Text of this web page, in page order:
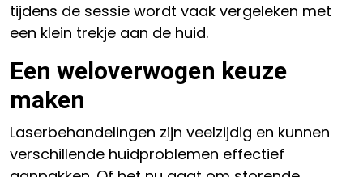
tijdens de sessie wordt vaak vergeleken met
een klein trekje aan de huid.
Een weloverwogen keuze
maken
Laserbehandelingen zijn veelzijdig en kunnen
verschillende huidproblemen effectief